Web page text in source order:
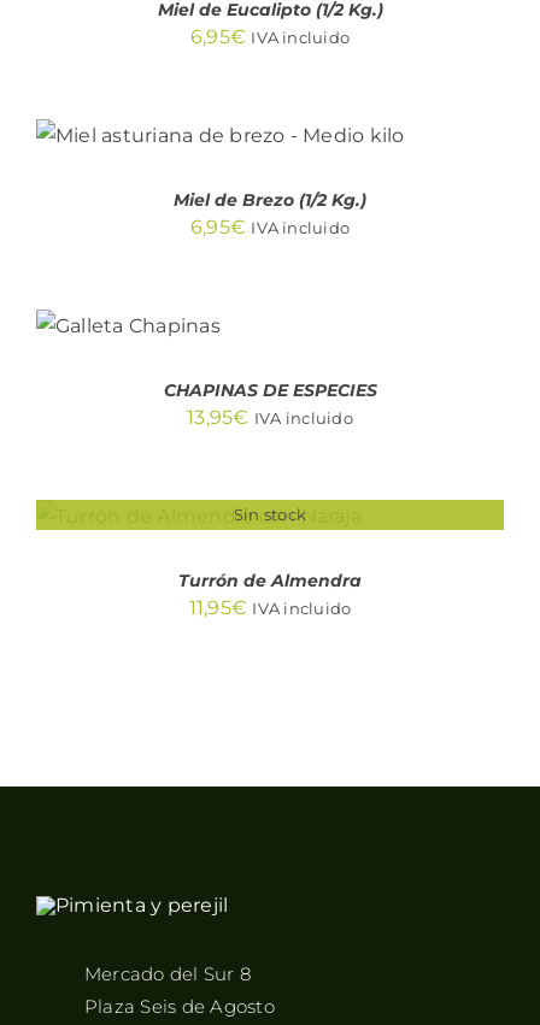
Miel de Eucalipto (1/2 Kg.)
6,95€ IVA incluido
AÑADIR AL CARRITO
Miel de Brezo (1/2 Kg.)
6,95€ IVA incluido
CARRITO
CHAPINAS DE ESPECIES
13,95€ IVA incluido
Sin stock
DETALLES
Turrón de Almendra
11,95€ IVA incluido
Mercado del Sur 8
Plaza Seis de Agosto